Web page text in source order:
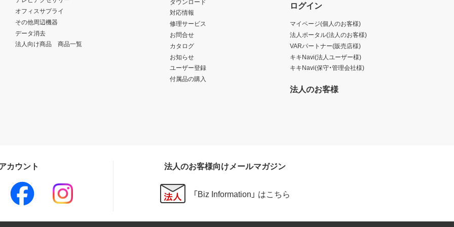
オフィスサプライ
その他周辺機器
データ消去
法人向け商品 商品一覧
対応情報
修理サービス
お問合せ
カタログ
お知らせ
ユーザー登録
付属品の購入
ログイン
マイページ(個人のお客様)
法人ポータル(法人のお客様)
VARパートナー(販売店様)
キキNavi(法人ユーザー様)
キキNavi(保守・管理会社様)
法人のお客様
カウント 法人のお客様向けメールマガジン
「Biz Information」 はこちら